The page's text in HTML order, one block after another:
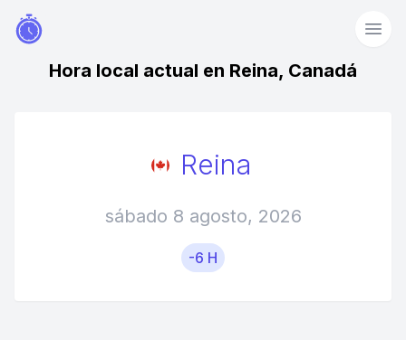
Hora local actual en Reina, Canadá
Reina
sábado 8 agosto, 2026
-6 H